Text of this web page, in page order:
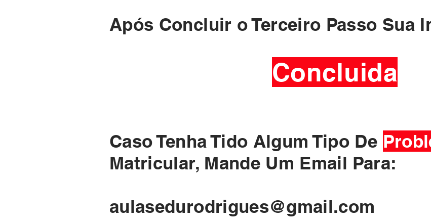
Após Concluir o Terceiro Passo Sua
Concluida
Caso Tenha Tido Algum Tipo De
Matricular, Mande Um Email Para:
aulasedurodrigues@gmail.com